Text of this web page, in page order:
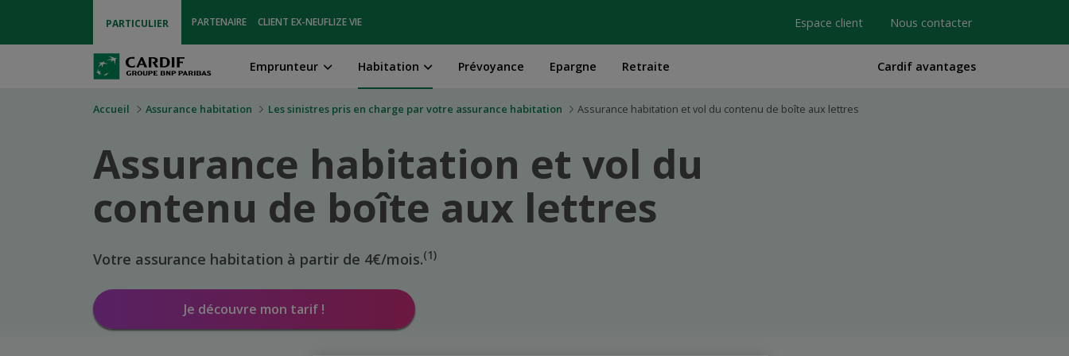
PARTICULIER PARTENAIRE CLIENT EX-NEUFLIZE VIE Espace client Nous contacter
Emprunteur Habitation Prévoyance Epargne Retraite Cardif avantages
Accueil Assurance habitation Les sinistres pris en charge par votre assurance habitation Assurance habitation et vol du contenu de boîte aux lettres
Assurance habitation et vol du
contenu de boîte aux lettres
Votre assurance habitation à partir de 4€/mois.(1)
Je découvre mon tarif !